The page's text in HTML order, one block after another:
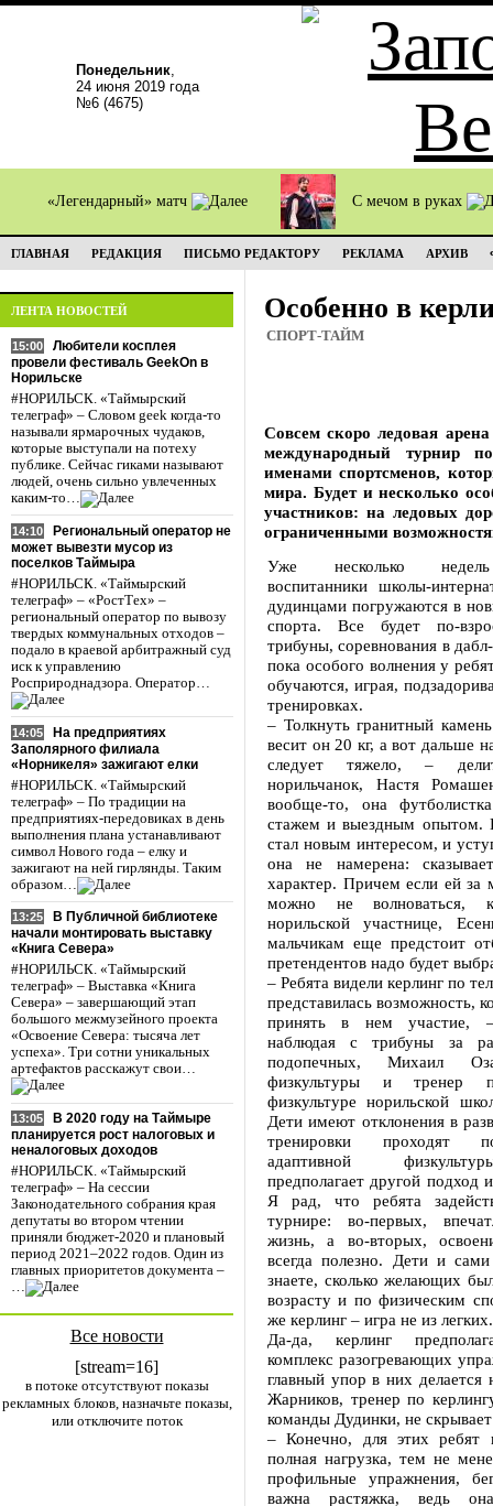
Понедельник,
24 июня 2019 года
№6 (4675)
«Легендарный» матч С мечом в руках
ГЛАВНАЯ РЕДАКЦИЯ ПИСЬМО РЕДАКТОРУ РЕКЛАМА АРХИВ
ЛЕНТА НОВОСТЕЙ
15:00
Любители косплея
провели фестиваль GeekOn в
Норильске
#НОРИЛЬСК. «Таймырский
телеграф» – Словом geek когда-то
называли ярмарочных чудаков,
которые выступали на потеху
публике. Сейчас гиками называют
людей, очень сильно увлеченных
каким-то…
14:10
Региональный оператор не
может вывезти мусор из
поселков Таймыра
#НОРИЛЬСК. «Таймырский
телеграф» – «РостТех» –
региональный оператор по вывозу
твердых коммунальных отходов –
подало в краевой арбитражный суд
иск к управлению
Росприроднадзора. Оператор…
14:05
На предприятиях
Заполярного филиала
«Норникеля» зажигают елки
#НОРИЛЬСК. «Таймырский
телеграф» – По традиции на
предприятиях-передовиках в день
выполнения плана устанавливают
символ Нового года – елку и
зажигают на ней гирлянды. Таким
образом…
13:25
В Публичной библиотеке
начали монтировать выставку
«Книга Севера»
#НОРИЛЬСК. «Таймырский
телеграф» – Выставка «Книга
Севера» – завершающий этап
большого межмузейного проекта
«Освоение Севера: тысяча лет
успеха». Три сотни уникальных
артефактов расскажут свои…
13:05
В 2020 году на Таймыре
планируется рост налоговых и
неналоговых доходов
#НОРИЛЬСК. «Таймырский
телеграф» – На сессии
Законодательного собрания края
депутаты во втором чтении
приняли бюджет-2020 и плановый
период 2021–2022 годов. Один из
главных приоритетов документа –
…
Все новости
[stream=16]
в потоке отсутствуют показы
рекламных блоков, назначьте показы,
или отключите поток
Особенно в
СПОРТ-ТАЙМ
Совсем скоро ледовая
международный турнир
именами спортсменов,
мира. Будет и несколько
участников: на ледовых
ограниченными
Уже несколько
воспитанники школы-
дудинцами погружаются в
спорта. Все будет по-
трибуны, соревнования в
пока особого волнения у
обучаются, играя,
тренировках.
– Толкнуть гранитный
весит он 20 кг, а вот дальше
следует тяжело, –
норильчанок, Настя
вообще-то, она
стажем и выездным опытом.
стал новым интересом, и
она не намерена:
характер. Причем если ей за
можно не волноваться,
норильской участнице,
мальчикам еще предстоит
претендентов надо будет
– Ребята видели керлинг по
представилась возможность,
принять в нем участие, –
наблюдая с трибуны за
подопечных, Михаил
физкультуры и тренер
физкультуре норильской
Дети имеют отклонения в
тренировки проходят
адаптивной
предполагает другой подход
Я рад, что ребята
турнире: во-первых,
жизнь, а во-вторых,
всегда полезно. Дети и
знаете, сколько желающих
возрасту и по физическим
же керлинг – игра не из легких.
Да-да, керлинг
комплекс разогревающих
главный упор в них делается
Жарников, тренер по
команды Дудинки, не
– Конечно, для этих ребят
полная нагрузка, тем не
профильные упражнения,
важна растяжка, ведь она